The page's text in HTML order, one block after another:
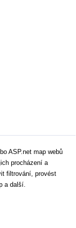
ASP.net map webů
procházení a
filtrování, provést
a další.